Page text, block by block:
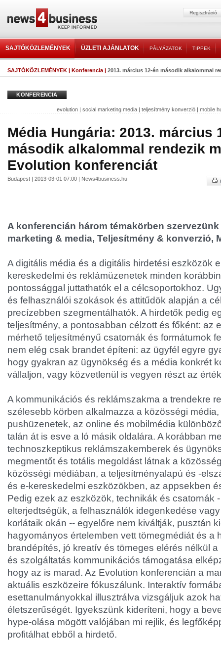
SAJTÓKÖZLEMÉNYEK ÜZLETI AJÁNLATOK PÁLYÁZATOK TIPPEK
SAJTÓKÖZLEMÉNYEK | Konferencia | 2013. március 12-én második alkalommal
KONFERENCIA
evolution | social marketing media | teljesítmény konverzió | mobile
Média Hungária: 2013. március
második alkalommal rendezik
Evolution konferenciát
Budapest | 2013-03-01 07:00 | News4business.hu
A konferencián három témakörben
marketing & media, Teljesítmény & konverzió,
A digitális média és a digitális hirdetési eszközök
kereskedelmi és reklámüzenetek minden
pontossággal juttathatók el a célcsoportokhoz.
és felhasználói szokások és attitűdök alapján a
precízebben szegmentálhatók. A hirdetők pedig
teljesítmény, a pontosabban célzott és főként: az
mérhető teljesítményű csatornák és formátumok
nem elég csak brandet építeni: az ügyfél egyre
hogy gyakran az ügynökség és a média konkrét
vállaljon, vagy közvetlenül is vegyen részt az
A kommunikációs és reklámszakma a trendekre
szélesebb körben alkalmazza a közösségi
pushüzenetek, az online és mobilmédia
talán át is esve a ló másik oldalára. A korábban
technoszkeptikus reklámszakemberek és
megmentőt és totális megoldást látnak a
közösségi médiában, a teljesítményalapú és -
és e-kereskedelmi eszközökben, az appsekben
Pedig ezek az eszközök, technikák és csatornák
elterjedtségük, a felhasználók idegenkedése
korlátaik okán -- egyelőre nem kiváltják, pusztán
hagyományos értelemben vett tömegmédiát és a
brandépítés, jó kreatív és tömeges elérés nélkül
és szolgáltatás kommunikációs támogatása
hogy az is marad. Az Evolution konferencián a
aktuális eszközeire fókuszálunk. Interaktív
esettanulmányokkal illusztrálva vizsgáljuk azok
életszerűségét. Igyekszünk kideríteni, hogy a
hype-olása mögött valójában mi rejlik, és
profitálhat ebből a hirdető.